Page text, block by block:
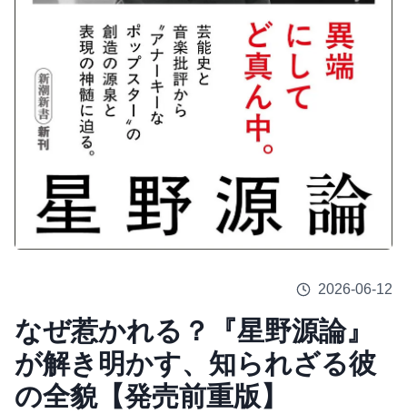
2026-06-12
なぜ惹かれる？『星野源論』
が解き明かす、知られざる彼
の全貌【発売前重版】